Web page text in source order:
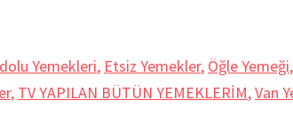
Yemekleri, Etsiz Yemekler, Öğle Yemeği,
, TV YAPILAN BÜTÜN YEMEKLERİM,Van